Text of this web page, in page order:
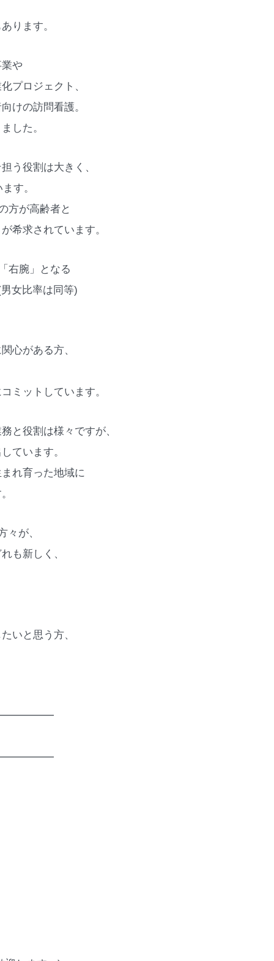
ります。
や
プロジェクト、
けの訪問看護。
した。
う役割は大きく、
す。
方が高齢者と
希求されています。
右腕」となる
女比率は同等)
心がある方、
ミットしています。
と役割は様々ですが、
ています。
れ育った地域に
々が、
も新しく、
いと思う方、